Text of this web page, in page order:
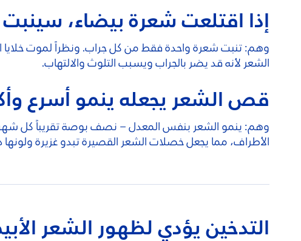
إذا اقتلعت شعرة بيضاء، سينبت
وهم: تنبت شعرة واحدة فقط من كل جراب. ونظراً لموت
الشعر لأنه قد يضر بالجراب ويسبب التلوث والالتهاب.
قص الشعر يجعله ينمو أسرع
وهم: ينمو الشعر بنفس المعدل – نصف بوصة تقريباً كل شهر
الأطراف، مما يجعل خصلات الشعر القصيرة تبدو غزيرة ولونها
التدخين يؤدي لظهور الشعر